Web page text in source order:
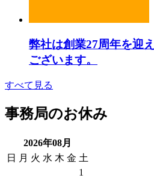
弊社は創業27周年を迎
ございます。
すべて見る
事務局のお休み
2026年08月
日
月 火 水 木 金 土
1